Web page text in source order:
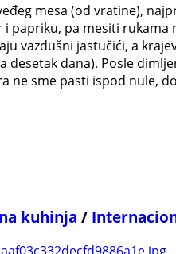
mesa (od vratine),
papriku, pa mesiti rukama
vazdušni jastučići, a
desetak dana). Posle
ne sme pasti ispod nule,
kuhinja /